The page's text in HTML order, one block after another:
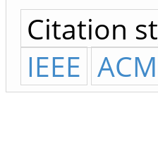
Citation
IEEE ACM